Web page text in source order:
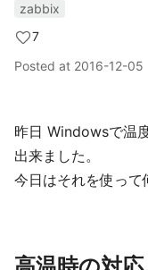
zabbix
7
Posted at 2016-12-05
昨日 Windowsで温
出来ました。
今日はそれを使って